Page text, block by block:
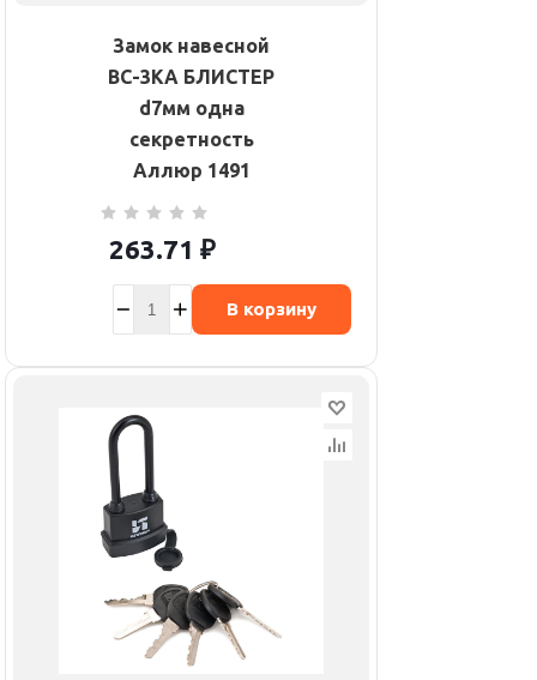
Замок навесной
ВС-3КА БЛИСТЕР
d7мм одна
секретность
Аллюр 1491
263.71 ₽
В корзину